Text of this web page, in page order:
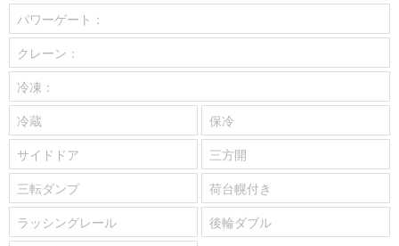
パワーゲート：
クレーン：
冷凍：
冷蔵
保冷
サイドドア
三方開
三転ダンプ
荷台幌付き
ラッシングレール
後輪ダブル